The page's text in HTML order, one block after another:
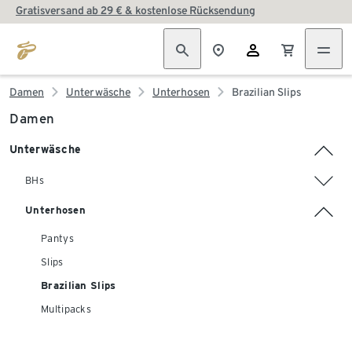
Gratisversand ab 29 € & kostenlose Rücksendung
Damen Unterwäsche Unterhosen Brazilian Slips
Damen
Unterwäsche
BHs
Unterhosen
Pantys
Slips
Brazilian Slips
Multipacks